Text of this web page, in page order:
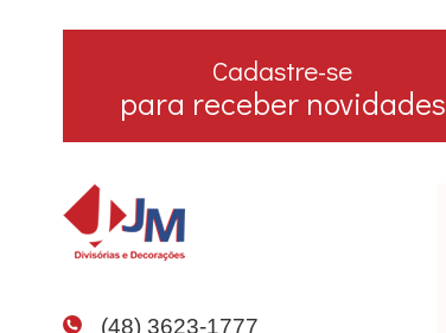
Cadastre-se
para receber novidades
(48) 3623-1777